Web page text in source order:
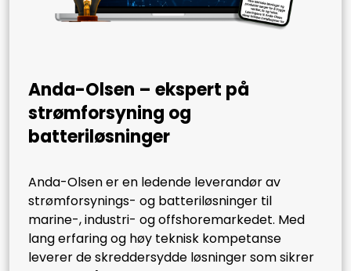
Anda-Olsen – ekspert på
strømforsyning og
batteriløsninger
Anda-Olsen er en ledende leverandør av
strømforsynings- og batteriløsninger til
marine-, industri- og offshoremarkedet. Med
lang erfaring og høy teknisk kompetanse
leverer de skreddersydde løsninger som sikrer